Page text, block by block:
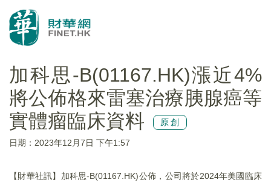
加科思-B(01167.HK)漲近4%
將公佈格來雷塞治療胰腺癌等
實體瘤臨床資料
原創
日期：2023年12月7日 下午1:57
【財華社訊】加科思-B(01167.HK)公佈，公司將於2024年美國臨床